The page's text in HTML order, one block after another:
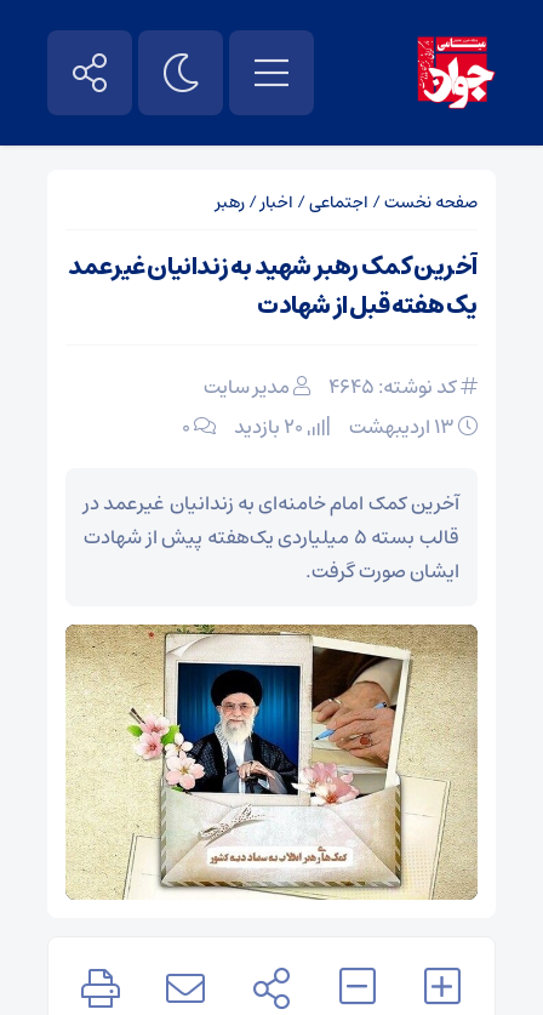
صفحه نخست/ اجتماعی/ اخبار/رهبر
آخرین کمک رهبر شهید به زندانیان غیرعمد
یک هفته قبل از شهادت
کد نوشته: 4645
مدیر سایت
۰
آخرین کمک امام خامنه‌ای به زندانیان غیرعمد در
قالب بسته ۵ میلیاردی یک‌هفته پیش از شهادت
ایشان صورت گرفت.